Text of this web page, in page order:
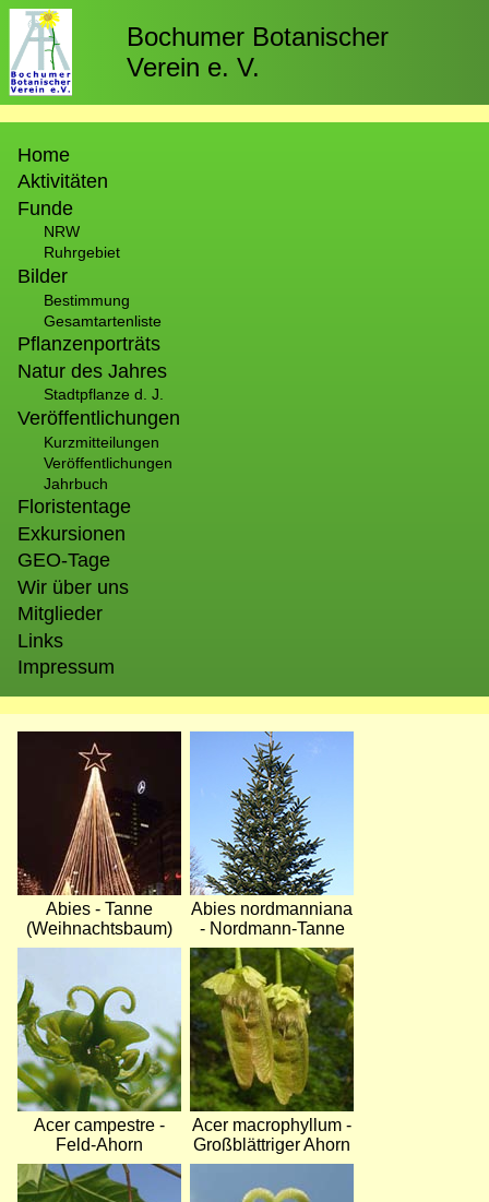
Direkt
zum
Inhalt
Bochumer Botanischer
Verein e. V.
Home
Aktivitäten
Funde
NRW
Ruhrgebiet
Bilder
Bestimmung
Gesamtartenliste
Pflanzenporträts
Natur des Jahres
Stadtpflanze d. J.
Veröffentlichungen
Kurzmitteilungen
Veröffentlichungen
Jahrbuch
Floristentage
Exkursionen
GEO-Tage
Wir über uns
Mitglieder
Links
Impressum
Abies - Tanne
(Weihnachtsbaum)
Abies nordmanniana
- Nordmann-Tanne
Acer campestre -
Feld-Ahorn
Bild
Acer macrophyllum -
Großblättriger Ahorn
Bild